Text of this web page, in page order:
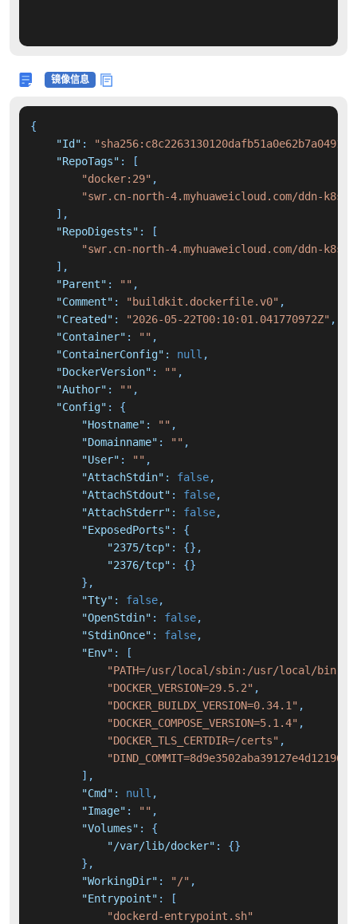
镜像信息
{
"Id" :
"RepoTags" :
[
"docker:29" ,
"swr.cn-north-4.myhuaweicloud.com/ddn-
] ,
"RepoDigests" :
[
"swr.cn-north-4.myhuaweicloud.com/ddn-k8s/
] ,
"Parent" : "" ,
"Comment" : "buildkit.dockerfile.v0" ,
"Created" : "2026-05-22T00:10:01.041770972Z" ,
"Container" : "" ,
"ContainerConfig" : null ,
"DockerVersion" : "" ,
"Author" : "" ,
"Config" :
{
"Hostname" : "" ,
"Domainname" : "" ,
"User" : "" ,
"AttachStdin" : false,
"AttachStdout" : false,
"AttachStderr" : false,
"ExposedPorts" :
{
"2375/tcp" : {} ,
"2376/tcp" : {}
} ,
"Tty" : false,
"OpenStdin" : false,
"StdinOnce" : false,
"Env" :
[
"PATH=/usr/local/sbin:/usr/local/
"DOCKER_VERSION=29.5.2" ,
"DOCKER_BUILDX_VERSION=0.34.1" ,
"DOCKER_COMPOSE_VERSION=5.1.4" ,
"DOCKER_TLS_CERTDIR=/certs" ,
] ,
"Cmd" : null ,
"Image" : "" ,
"Volumes" :
{
"/var/lib/docker" : {}
} ,
"WorkingDir" : "/" ,
"Entrypoint" :
[
"dockerd-entrypoint.sh"